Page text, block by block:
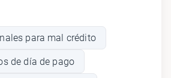
para mal crédito
de día de pago